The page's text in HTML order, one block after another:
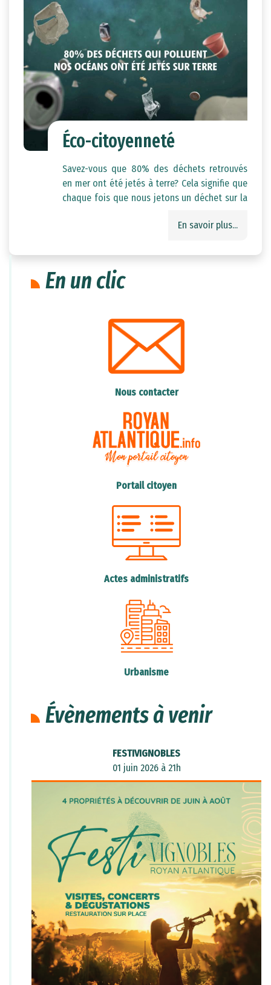
Éco-citoyenneté
Savez-vous que 80% des déchets retrouvés
en mer ont été jetés à terre? Cela signifie que
chaque fois que nous jetons un déchet sur la
finisse par polluer nos océans. Cette pollution
marine, et peut également affecter la santé
veiller à jeter nos déchets dans des poubelles
de recycler autant que possible et de limiter
notre utilisation de produits jetables.
L'action "Gestes Propres" a lancé une vidéo
pédagogique, décalée, sur le cheminement
d'un mégot, consultable sur le lien ci-dessous
https://www.youtube.com/watch?
v=fUEmT25kqEY
Nous devons également sensibiliser nos amis
protection de notre environnement.
Chacun de nous peut faire une différence.
Ensemble, nous pouvons réduire la pollution
des océans et protéger notre planète pour les
générations futures.
Agissons maintenant pour un avenir plus
En savoir plus...
En un clic
Nous contacter
Portail citoyen
Actes administratifs
Urbanisme
Évènements à venir
FESTIVIGNOBLES
01 juin 2026 à 21h